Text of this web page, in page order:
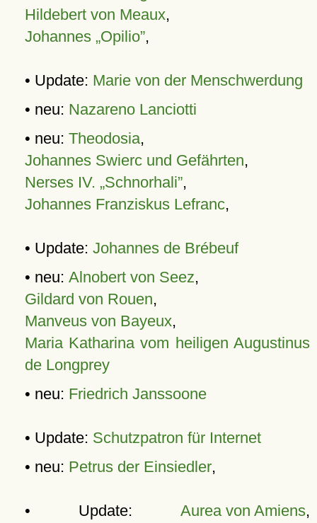
Hildebert von Meaux,
Johannes „Opilio”,
• Update: Marie von der Menschwerdung
• neu: Nazareno Lanciotti
• neu: Theodosia,
Johannes Swierc und Gefährten,
Nerses IV. „Schnorhali”,
Johannes Franziskus Lefranc,
• Update: Johannes de Brébeuf
• neu: Alnobert von Seez,
Gildard von Rouen,
Manveus von Bayeux,
Maria Katharina vom heiligen Augustinus
de Longprey
• neu: Friedrich Janssoone
• Update: Schutzpatron für Internet
• neu: Petrus der Einsiedler,
• Update: Aurea von Amiens,